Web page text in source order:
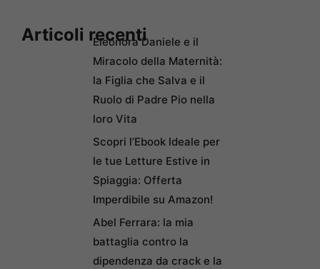
Articoli recentiEleonora Daniele e il
Miracolo della Maternità:
la Figlia che Salva e il
Ruolo di Padre Pio nella
loro Vita
Scopri l’Ebook Ideale per
le tue Letture Estive in
Spiaggia: Offerta
Imperdibile su Amazon!
Abel Ferrara: la mia
battaglia contro la
dipendenza da crack e la